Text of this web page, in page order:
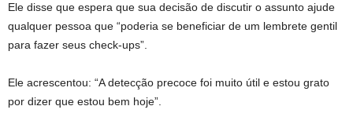
Ele disse que espera que sua decisão de discutir o assunto ajude
qualquer pessoa que “poderia se beneficiar de um lembrete gentil
para fazer seus check-ups”.
Ele acrescentou: “A detecção precoce foi muito útil e estou grato
por dizer que estou bem hoje”.